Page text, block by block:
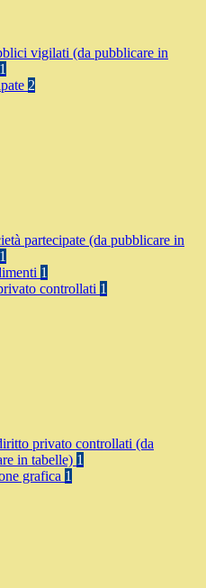
vigilati (da pubblicare in
1
2
partecipate (da pubblicare in
1
1
controllati 1
privato controllati (da
in tabelle) 1
grafica 1